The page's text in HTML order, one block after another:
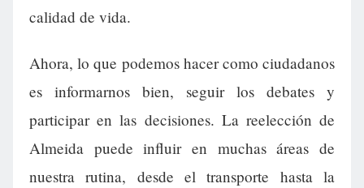
calidad de vida.
Ahora, lo que podemos hacer como ciudadanos
es informarnos bien, seguir los debates y
participar en las decisiones. La reelección de
Almeida puede influir en muchas áreas de
nuestra rutina, desde el transporte hasta la